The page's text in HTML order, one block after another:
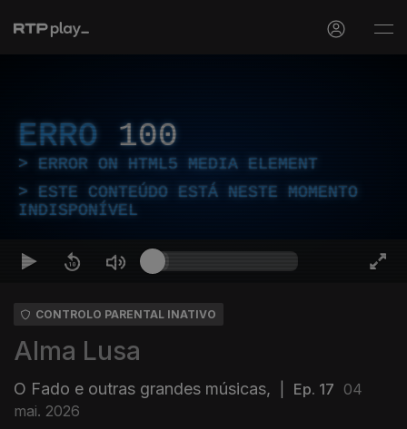
ERRO 100
ERROR ON HTML5 MEDIA ELEMENT
ESTE CONTEÚDO ESTÁ NESTE MOMENTO
INDISPONÍVEL
CONTROLO PARENTAL INATIVO
Alma Lusa
O Fado e outras grandes músicas, Ep. 17 04
mai. 2026